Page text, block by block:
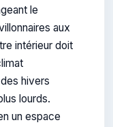
le
aux
intérieur doit
hivers
lourds.
un espace